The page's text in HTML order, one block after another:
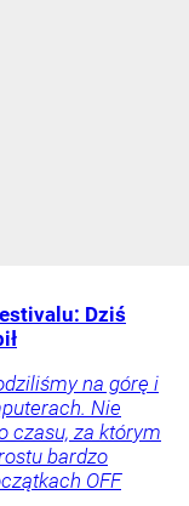
Dziś
na górę i
Nie
czasu, za którym
bardzo
OFF